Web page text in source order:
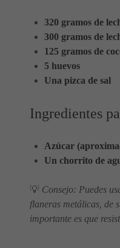
320 gramos de
300 gramos de
125 gramos de
5 huevos
Una pizca de sal
Ingredientes
Azúcar
Un chorrito de
💡 Consejo: Puedes
flaneras metálicas, de
importante es que